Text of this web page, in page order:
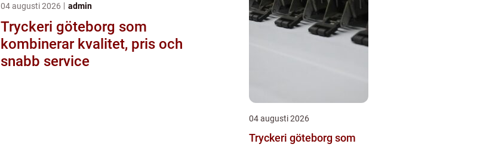
04 augusti 2026 admin
Tryckeri göteborg som
kombinerar kvalitet, pris och
snabb service
04 augusti 2026
Tryckeri göteborg som